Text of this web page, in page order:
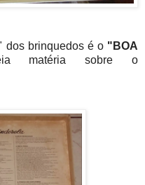
dos brinquedos é o "BOA
matéria sobre o